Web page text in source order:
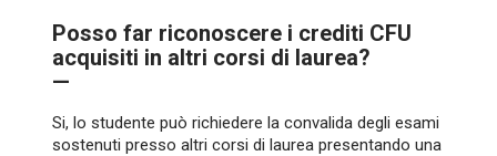
Posso far riconoscere i crediti CFU
acquisiti in altri corsi di laurea?
—
Si, lo studente può richiedere la convalida degli esami
sostenuti presso altri corsi di laurea presentando una